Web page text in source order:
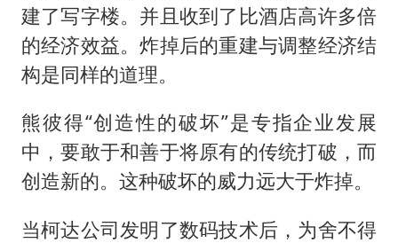
建了写字楼。并且收到了比酒店高许多倍
的经济效益。炸掉后的重建与调整经济结
构是同样的道理。
熊彼得“创造性的破坏”是专指企业发展
中，要敢于和善于将原有的传统打破，而
创造新的。这种破坏的威力远大于炸掉。
当柯达公司发明了数码技术后，为舍不得